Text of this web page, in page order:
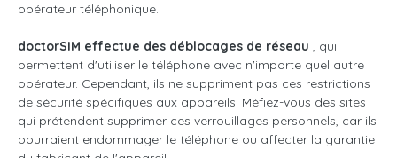
opérateur téléphonique.
doctorSIM effectue des déblocages de réseau , qui
permettent d'utiliser le téléphone avec n'importe quel autre
opérateur. Cependant, ils ne suppriment pas ces restrictions
de sécurité spécifiques aux appareils. Méfiez-vous des sites
qui prétendent supprimer ces verrouillages personnels, car ils
pourraient endommager le téléphone ou affecter la garantie